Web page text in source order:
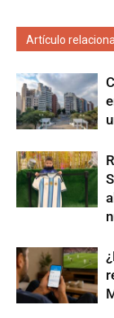
Artículo